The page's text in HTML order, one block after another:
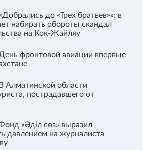
«Добрались до «Трех братьев»»: в
набирать обороты скандал
на Кок-Жайляу
фронтовой авиации впервые
В Алматинской области
пострадавшего от
«Әділ сөз» выразил
давлением на журналиста